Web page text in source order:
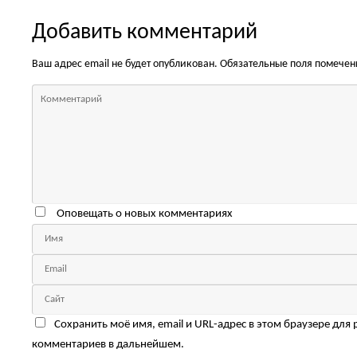
Добавить комментарий
Ваш адрес email не будет опубликован. Обязательные поля
Оповещать о новых комментариях
Сохранить моё имя, email и URL-адрес в этом браузере для
комментариев в дальнейшем.